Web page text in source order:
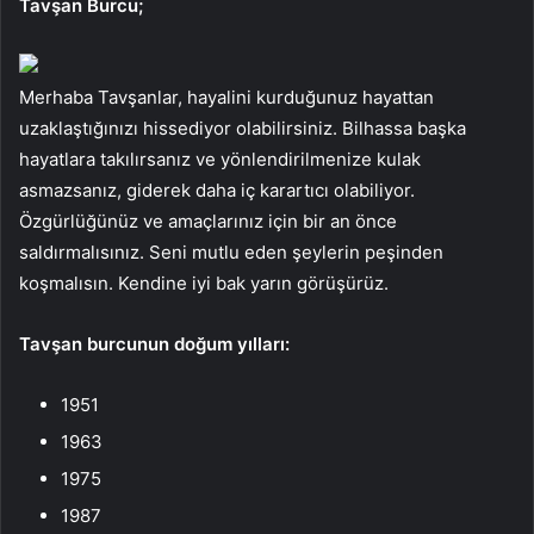
Tavşan Burcu;
Merhaba Tavşanlar, hayalini kurduğunuz hayattan
uzaklaştığınızı hissediyor olabilirsiniz. Bilhassa başka
hayatlara takılırsanız ve yönlendirilmenize kulak
asmazsanız, giderek daha iç karartıcı olabiliyor.
Özgürlüğünüz ve amaçlarınız için bir an önce
saldırmalısınız. Seni mutlu eden şeylerin peşinden
koşmalısın. Kendine iyi bak yarın görüşürüz.
Tavşan burcunun doğum yılları:
1951
1963
1975
1987